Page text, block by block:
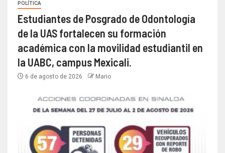
POLÍTICA
Estudiantes de Posgrado de Odontología
de la UAS fortalecen su formación
académica con la movilidad estudiantil en
la UABC, campus Mexicali.
6 de agosto de 2026 Mario